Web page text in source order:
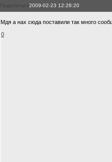
Поделиться2009-02-23 12:28:20
Мдя а нах сюда поставили так много
0